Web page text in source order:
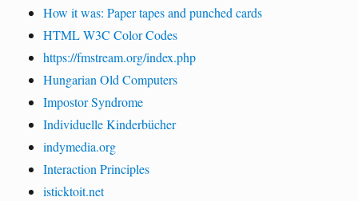
How it was: Paper tapes and punched cards
HTML W3C Color Codes
https://fmstream.org/index.php
Hungarian Old Computers
Impostor Syndrome
Individuelle Kinderbücher
indymedia.org
Interaction Principles
isticktoit.net